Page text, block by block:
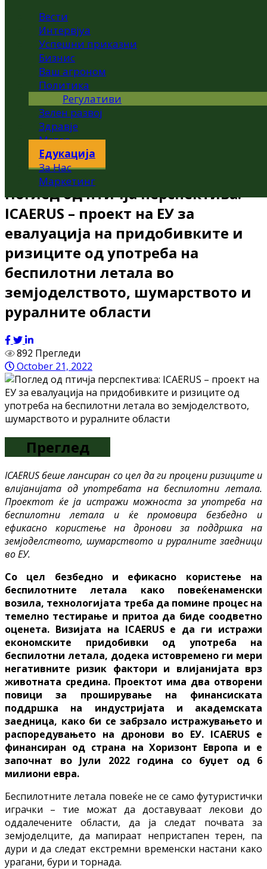
Вести
Интервјуа
Успешни приказни
Бизнис
Ваш агроном
Политика
Регулативи
Зелен развој
Здравје
Метео
Едукација
За Нас
Маркетинг
Поглед од птичја перспектива:
ICAERUS – проект на ЕУ за
евалуација на придобивките и
ризиците од употреба на
беспилотни летала во
земјоделството, шумарството и
руралните области
892 Прегледи
October 21, 2022
Преглед
ICAERUS беше лансиран со цел да ги процени ризиците и
влијанијата од употребата на беспилотни летала.
Проектот ќе ја истражи можноста за употреба на
беспилотни летала и ќе промовира безбедно и
ефикасно користење на дронови за поддршка на
земјоделството, шумарството и руралните заедници
во ЕУ.
Со цел безбедно и ефикасно користење на
беспилотните летала како повеќенаменски
возила, технологијата треба да помине процес на
темелно тестирање и притоа да биде соодветно
оценета. Визијата на ICAERUS е да ги истражи
економските придобивки од употреба на
беспилотни летала, додека истовремено ги мери
негативните ризик фактори и влијанијата врз
животната средина. Проектот има два отворени
повици за проширување на финансиската
поддршка на индустријата и академската
заедница, како би се забрзало истражувањето и
распоредувањето на дронови во ЕУ. ICAERUS е
финансиран од страна на Хоризонт Европа и е
започнат во Јули 2022 година со буџет од 6
милиони евра.
Беспилотните летала повеќе не се само футуристички
играчки – тие можат да доставуваат лекови до
оддалечените области, да ја следат почвата за
земјоделците, да мапираат непристапен терен, па
дури и да следат екстремни временски настани како
урагани, бури и торнада.